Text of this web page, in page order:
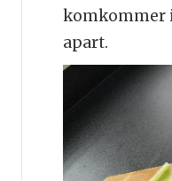
komkommer
apart.